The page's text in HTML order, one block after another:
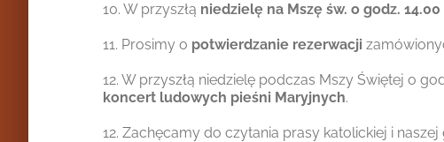
10. W przyszłą niedzielę na Mszę św. o godz. 14.00
11. Prosimy o potwierdzanie rezerwacji
12. W przyszłą niedzielę podczas Mszy Świętej o
koncert ludowych pieśni Maryjnych.
12. Zachęcamy do czytania prasy katolickiej i naszej